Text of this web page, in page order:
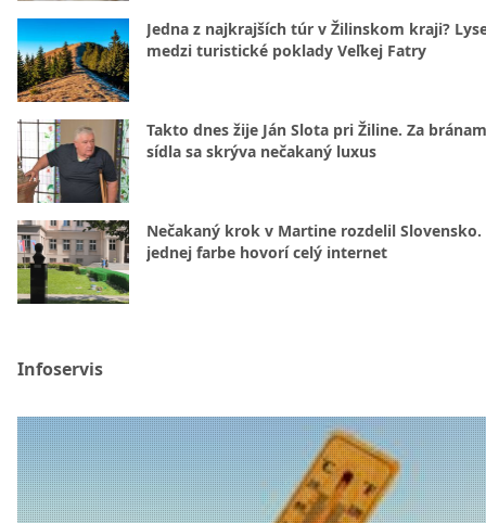
Jedna z najkrajších túr v Žilinskom kraji?
medzi turistické poklady Veľkej Fatry
Takto dnes žije Ján Slota pri Žiline. Za
sídla sa skrýva nečakaný luxus
Nečakaný krok v Martine rozdelil Slovensko.
jednej farbe hovorí celý internet
Infoservis